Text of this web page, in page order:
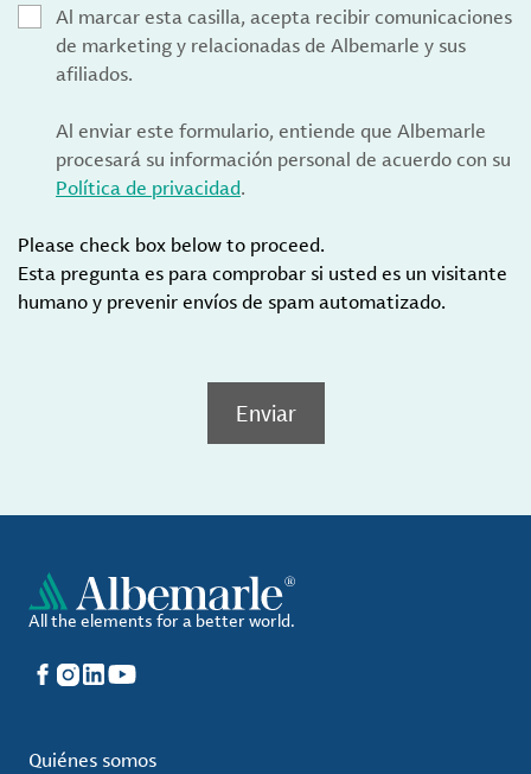
Al marcar esta casilla, acepta recibir comunicaciones
de marketing y relacionadas de Albemarle y sus
afiliados.
Al enviar este formulario, entiende que Albemarle
procesará su información personal de acuerdo con su
Política de privacidad.
Please check box below to proceed.
Esta pregunta es para comprobar si usted es un visitante
humano y prevenir envíos de spam automatizado.
Enviar
All the elements for a better world.
Facebook
Instagram
LinkedIn
YouTube
Quiénes somos